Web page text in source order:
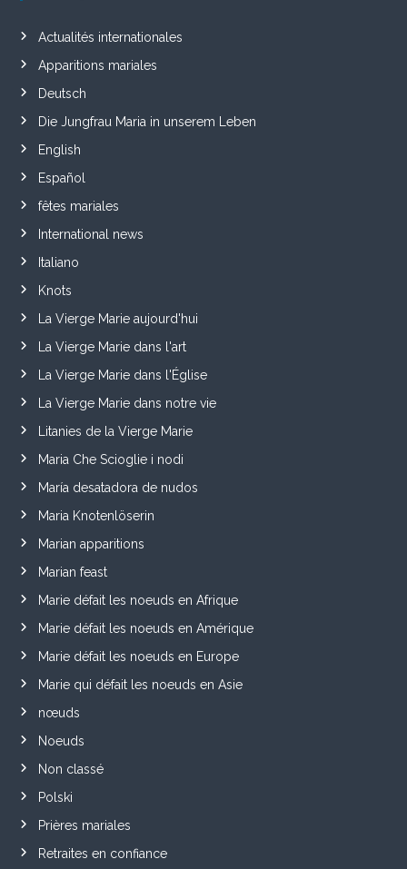
Actualités internationales
Apparitions mariales
Deutsch
Die Jungfrau Maria in unserem Leben
English
Español
fêtes mariales
International news
Italiano
Knots
La Vierge Marie aujourd'hui
La Vierge Marie dans l'art
La Vierge Marie dans l'Église
La Vierge Marie dans notre vie
Litanies de la Vierge Marie
Maria Che Scioglie i nodi
María desatadora de nudos
Maria Knotenlöserin
Marian apparitions
Marian feast
Marie défait les noeuds en Afrique
Marie défait les noeuds en Amérique
Marie défait les noeuds en Europe
Marie qui défait les noeuds en Asie
nœuds
Noeuds
Non classé
Polski
Prières mariales
Retraites en confiance